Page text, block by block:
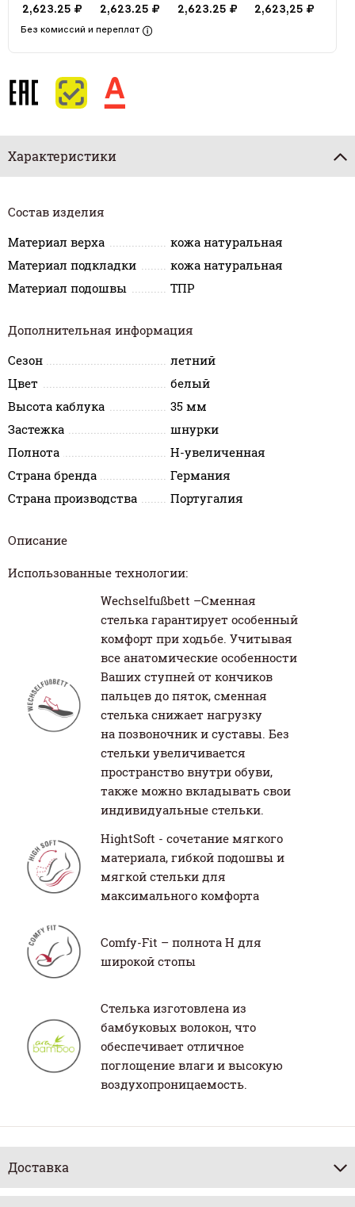
2,623.25 ₽ 2,623.25 ₽ 2,623.25 ₽ 2,623,25 ₽
Без комиссий и переплат
Характеристики
Состав изделия
Материал верха
кожа натуральная
Материал подкладки
кожа натуральная
Материал подошвы
ТПР
Дополнительная информация
Сезон
летний
Цвет
белый
Высота каблука
35 мм
Застежка
шнурки
Полнота
H-увеличенная
Страна бренда
Германия
Страна производства
Португалия
Описание
Использованные технологии:
Wechselfußbett –Сменная
стелька гарантирует особенный
комфорт при ходьбе. Учитывая
все анатомические особенности
Ваших ступней от кончиков
пальцев до пяток, сменная
стелька снижает нагрузку
на позвоночник и суставы. Без
стельки увеличивается
пространство внутри обуви,
также можно вкладывать свои
индивидуальные стельки.
HightSoft - сочетание мягкого
материала, гибкой подошвы и
мягкой стельки для
максимального комфорта
Comfy-Fit – полнота H для
широкой стопы
Стелька изготовлена из
бамбуковых волокон, что
обеспечивает отличное
поглощение влаги и высокую
воздухопроницаемость.
Доставка